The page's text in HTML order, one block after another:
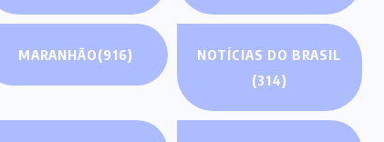
MARANHÃO(916)
NOTÍCIAS DO BRASIL
(314)